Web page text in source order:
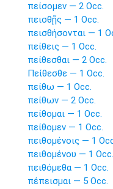
πείσομεν — 2 Occ.
πεισθῇς — 1 Occ.
πεισθήσονται — 1
πείθεις — 1 Occ.
πείθεσθαι — 2 Occ.
Πείθεσθε — 1 Occ.
πείθω — 1 Occ.
πείθων — 2 Occ.
πείθομαι — 1 Occ.
πείθομεν — 1 Occ.
πειθομένοις — 1
πειθομένου — 1 Occ.
πειθόμεθα — 1 Occ.
πέπεισμαι — 5 Occ.